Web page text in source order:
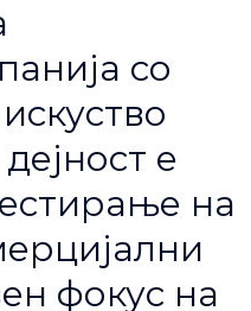
со
е
на
фокус на